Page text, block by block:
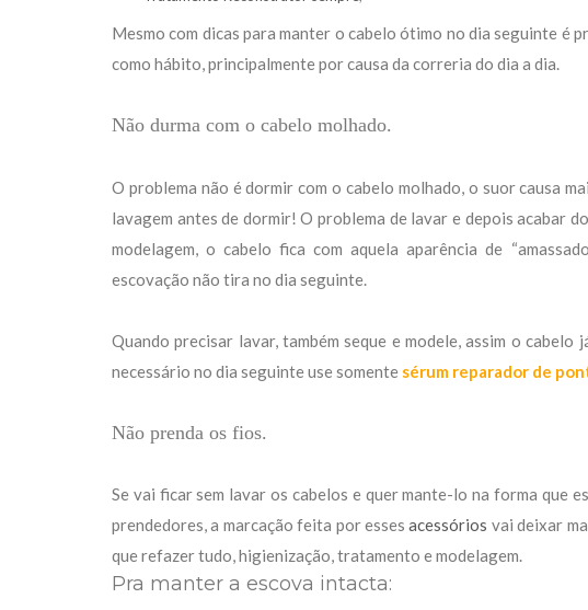
Mesmo com dicas para manter o cabelo ótimo no dia seguinte é
como hábito, principalmente por causa da correria do dia a dia.
Não durma com o cabelo molhado.
O problema não é dormir com o cabelo molhado, o suor causa
lavagem antes de dormir! O problema de lavar e depois acabar
modelagem, o cabelo fica com aquela aparência de
escovação não tira no dia seguinte.
Quando precisar lavar, também seque e modele, assim o
necessário no dia seguinte use somente sérum reparador de
Não prenda os fios.
Se vai ficar sem lavar os cabelos e quer mante-lo na forma que
prendedores, a marcação feita por essesacessórios vai deixar
que refazer tudo, higienização, tratamento e modelagem.
Pra manter a escova intacta: